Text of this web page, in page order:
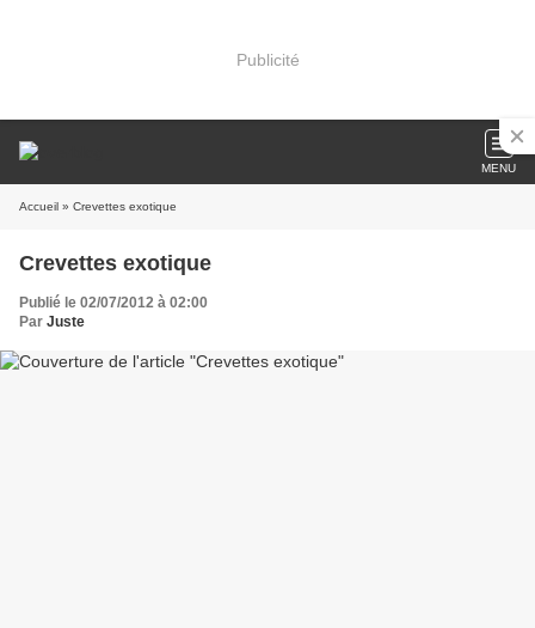
Publicité
MENU
Accueil » Crevettes exotique
Crevettes exotique
Publié le 02/07/2012 à 02:00
Par Juste